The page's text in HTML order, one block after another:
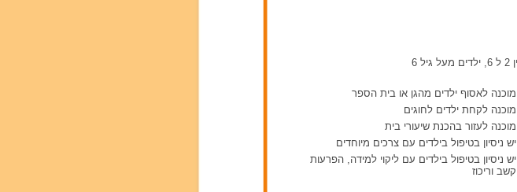
מוכנה לאסוף ילדים מהגן או בית הספר
מוכנה לקחת ילדים לחוגים
מוכנה לעזור בהכנת שיעורי בית
יש ניסיון בטיפול בילדים עם צרכים מיוחדים
יש ניסיון בטיפול בילדים עם ליקוי למידה, הפרעות
קשב וריכוז